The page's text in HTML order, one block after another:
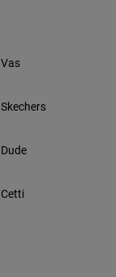
Vas
Skechers
Dude
Cetti